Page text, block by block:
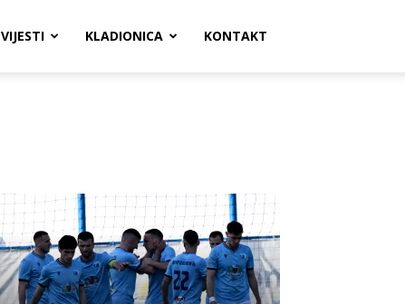
VIJESTI KLADIONICA KONTAKT